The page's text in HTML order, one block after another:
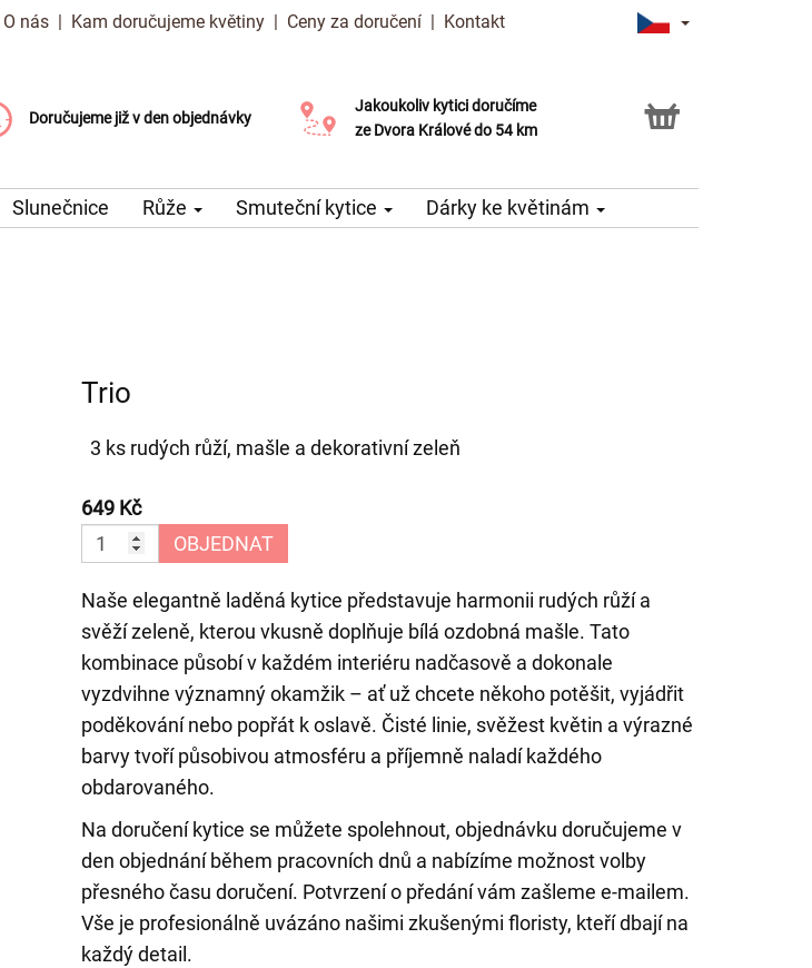
O nás | Kam doručujeme květiny | Ceny za doručení | Kontakt
Doručujeme již v den objednávky
Doručujeme již od 99 Kč
Možný výběr času a dne doručení
Jakoukoliv kytici doručíme
ze Dvora Králové do 54 km
Možnost vyzvednout v naší květince
Slunečnice Růže Smuteční kytice Dárky ke květinám
Trio
3 ks rudých růží, mašle a dekorativní zeleň
649 Kč
OBJEDNAT
Naše elegantně laděná kytice představuje harmonii rudých růží a
svěží zeleně, kterou vkusně doplňuje bílá ozdobná mašle. Tato
kombinace působí v každém interiéru nadčasově a dokonale
vyzdvihne významný okamžik – ať už chcete někoho potěšit, vyjádřit
poděkování nebo popřát k oslavě. Čisté linie, svěžest květin a výrazné
barvy tvoří působivou atmosféru a příjemně naladí každého
obdarovaného.
Na doručení kytice se můžete spolehnout, objednávku doručujeme v
den objednání během pracovních dnů a nabízíme možnost volby
přesného času doručení. Potvrzení o předání vám zašleme e-mailem.
Vše je profesionálně uvázáno našimi zkušenými floristy, kteří dbají na
každý detail.